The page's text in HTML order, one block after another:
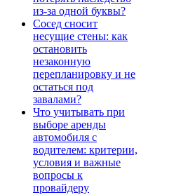
из-за одной буквы?
Сосед сносит
несущие стены: как
остановить
незаконную
перепланировку и не
остаться под
завалами?
Что учитывать при
выборе аренды
автомобиля с
водителем: критерии,
условия и важные
вопросы к
провайдеру